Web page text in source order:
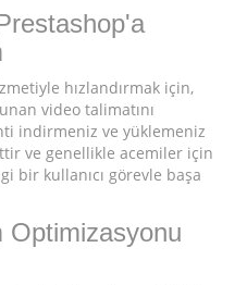
hızlandırmak için,
video talimatını
indirmeniz ve yüklemeniz
ve genellikle acemiler için
bir kullanıcı görevle başa
Optimizasyonu